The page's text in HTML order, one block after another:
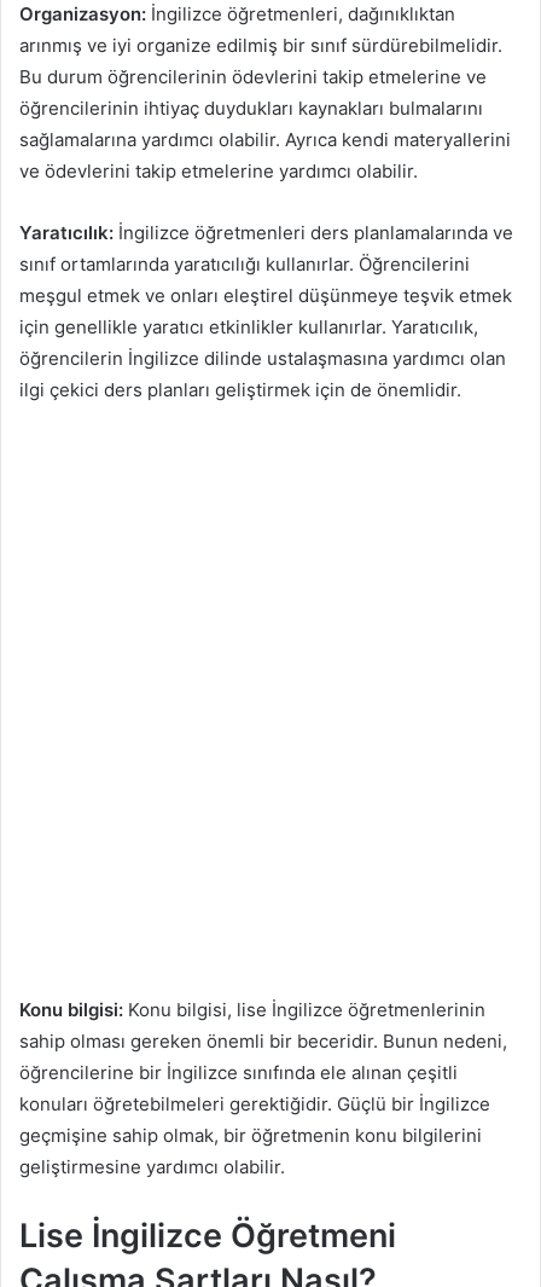
Organizasyon: İngilizce öğretmenleri, dağınıklıktan
arınmış ve iyi organize edilmiş bir sınıf sürdürebilmelidir.
Bu durum öğrencilerinin ödevlerini takip etmelerine ve
öğrencilerinin ihtiyaç duydukları kaynakları bulmalarını
sağlamalarına yardımcı olabilir. Ayrıca kendi materyallerini
ve ödevlerini takip etmelerine yardımcı olabilir.
Yaratıcılık: İngilizce öğretmenleri ders planlamalarında ve
sınıf ortamlarında yaratıcılığı kullanırlar. Öğrencilerini
meşgul etmek ve onları eleştirel düşünmeye teşvik etmek
için genellikle yaratıcı etkinlikler kullanırlar. Yaratıcılık,
öğrencilerin İngilizce dilinde ustalaşmasına yardımcı olan
ilgi çekici ders planları geliştirmek için de önemlidir.
Konu bilgisi: Konu bilgisi, lise İngilizce öğretmenlerinin
sahip olması gereken önemli bir beceridir. Bunun nedeni,
öğrencilerine bir İngilizce sınıfında ele alınan çeşitli
konuları öğretebilmeleri gerektiğidir. Güçlü bir İngilizce
geçmişine sahip olmak, bir öğretmenin konu bilgilerini
geliştirmesine yardımcı olabilir.
Lise İngilizce Öğretmeni